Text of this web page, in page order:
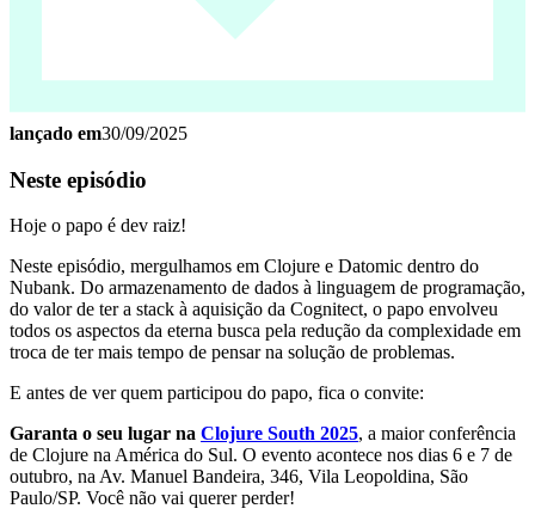
lançado em30/09/2025
Neste episódio
Hoje o papo é dev raiz!
Neste episódio, mergulhamos em Clojure e Datomic dentro do
Nubank. Do armazenamento de dados à linguagem de programação,
do valor de ter a stack à aquisição da Cognitect, o papo envolveu
todos os aspectos da eterna busca pela redução da complexidade em
troca de ter mais tempo de pensar na solução de problemas.
E antes de ver quem participou do papo, fica o convite:
Garanta o seu lugar na Clojure South 2025, a maior conferência
de Clojure na América do Sul. O evento acontece nos dias 6 e 7 de
outubro, na Av. Manuel Bandeira, 346, Vila Leopoldina, São
Paulo/SP. Você não vai querer perder!